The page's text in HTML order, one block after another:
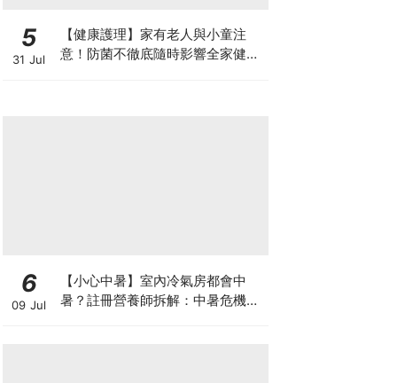
5
31 Jul
【健康護理】家有老人與小童注
意！防菌不徹底隨時影響全家健康
6
09 Jul
【小心中暑】室內冷氣房都會中
暑？註冊營養師拆解：中暑危機及